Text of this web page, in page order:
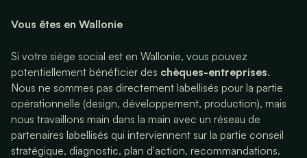
Vous êtes en Wallonie
Si votre siège social est en Wallonie, vous pouvez
potentiellement bénéficier des chèques-entreprises.
Nous ne sommes pas directement labellisés pour la partie
opérationnelle (design, développement, production), mais
nous travaillons main dans la main avec un réseau de
partenaires labellisés qui interviennent sur la partie conseil
stratégique, diagnostic, plan d'action, recommandations.